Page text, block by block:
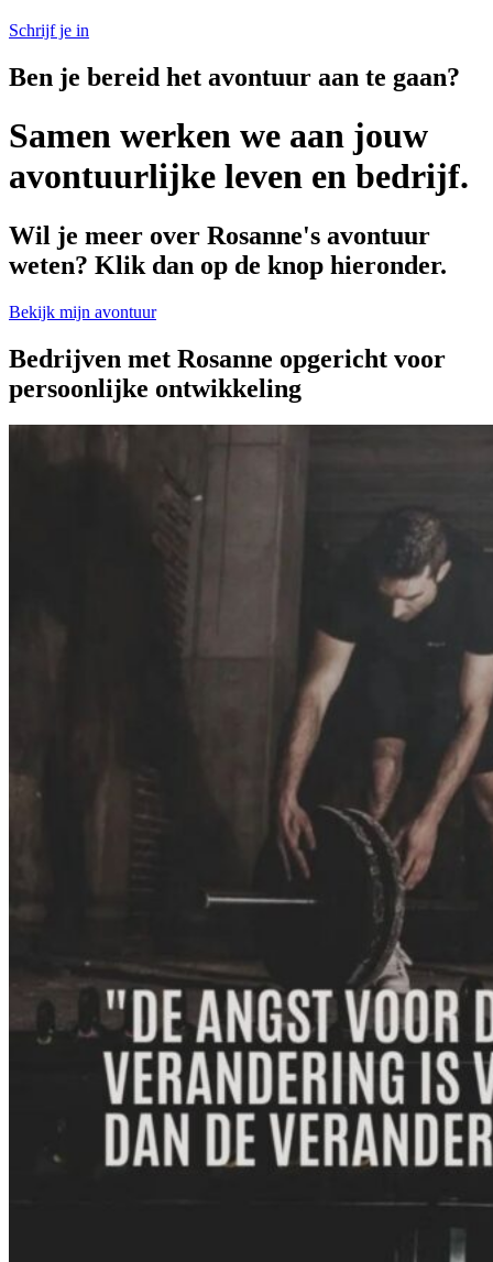
Schrijf je in
Ben je bereid het avontuur aan te gaan?
Samen werken we aan jouw
avontuurlijke leven en bedrijf.
Wil je meer over Rosanne's avontuur
weten? Klik dan op de knop hieronder.
Bekijk mijn avontuur
Bedrijven met Rosanne opgericht voor
persoonlijke ontwikkeling